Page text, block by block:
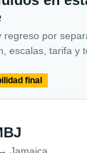
regreso por
escalas, tarifa y
final